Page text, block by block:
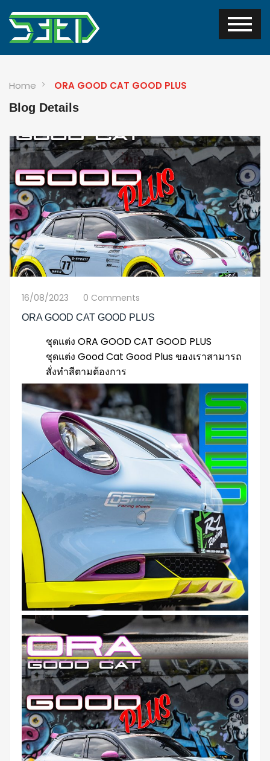
Home ORA GOOD CAT GOOD PLUS
Blog Details
16/08/2023 0 Comments
ORA GOOD CAT GOOD PLUS
ชุดแต่ง ORA GOOD CAT GOOD PLUS
ชุดแต่ง Good Cat Good Plus ของเราสามารถ
สั่งทำสีตามต้องการ